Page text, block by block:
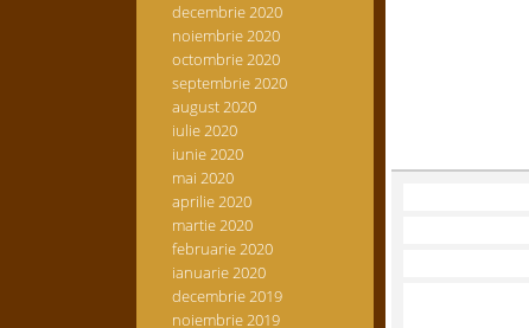
decembrie 2020
noiembrie 2020
octombrie 2020
septembrie 2020
august 2020
iulie 2020
iunie 2020
mai 2020
aprilie 2020
martie 2020
februarie 2020
ianuarie 2020
decembrie 2019
noiembrie 2019